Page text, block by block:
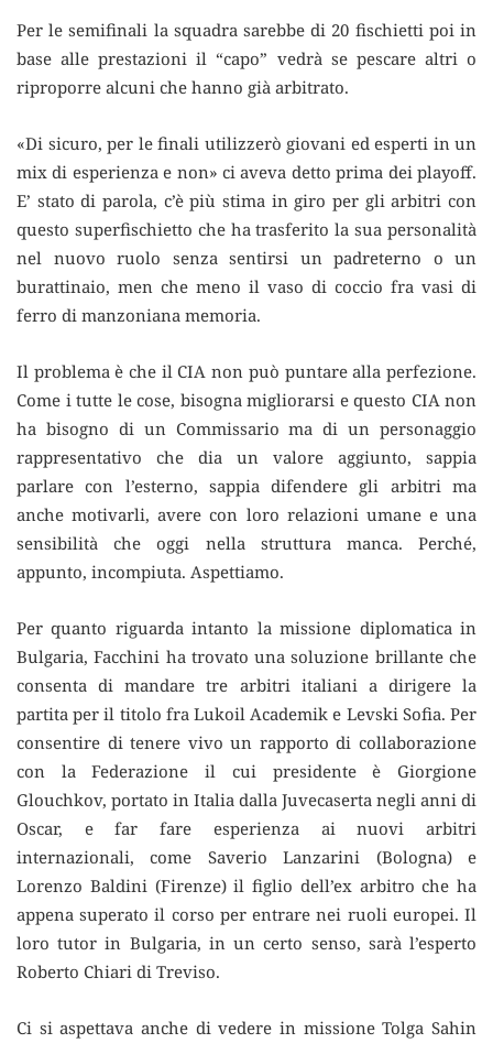
Per le semifinali la squadra sarebbe di 20 fischietti poi in
base alle prestazioni il “capo” vedrà se pescare altri o
riproporre alcuni che hanno già arbitrato.
«Di sicuro, per le finali utilizzerò giovani ed esperti in un
mix di esperienza e non» ci aveva detto prima dei playoff.
E’ stato di parola, c’è più stima in giro per gli arbitri con
questo superfischietto che ha trasferito la sua personalità
nel nuovo ruolo senza sentirsi un padreterno o un
burattinaio, men che meno il vaso di coccio fra vasi di
ferro di manzoniana memoria.
Il problema è che il CIA non può puntare alla perfezione.
Come i tutte le cose, bisogna migliorarsi e questo CIA non
ha bisogno di un Commissario ma di un personaggio
rappresentativo che dia un valore aggiunto, sappia
parlare con l’esterno, sappia difendere gli arbitri ma
anche motivarli, avere con loro relazioni umane e una
sensibilità che oggi nella struttura manca. Perché,
appunto, incompiuta. Aspettiamo.
Per quanto riguarda intanto la missione diplomatica in
Bulgaria, Facchini ha trovato una soluzione brillante che
consenta di mandare tre arbitri italiani a dirigere la
partita per il titolo fra Lukoil Academik e Levski Sofia. Per
consentire di tenere vivo un rapporto di collaborazione
con la Federazione il cui presidente è Giorgione
Glouchkov, portato in Italia dalla Juvecaserta negli anni di
Oscar, e far fare esperienza ai nuovi arbitri
internazionali, come Saverio Lanzarini (Bologna) e
Lorenzo Baldini (Firenze) il figlio dell’ex arbitro che ha
appena superato il corso per entrare nei ruoli europei. Il
loro tutor in Bulgaria, in un certo senso, sarà l’esperto
Roberto Chiari di Treviso.
Ci si aspettava anche di vedere in missione Tolga Sahin